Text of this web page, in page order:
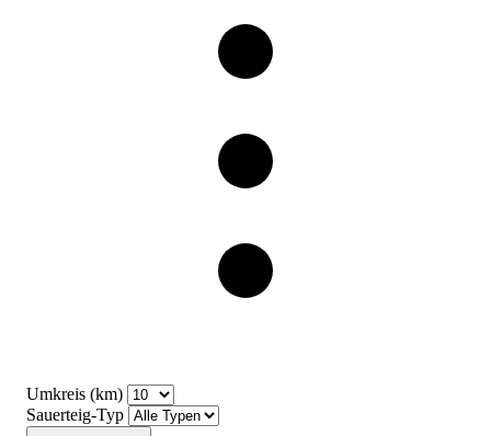
Umkreis (km)
Sauerteig-Typ